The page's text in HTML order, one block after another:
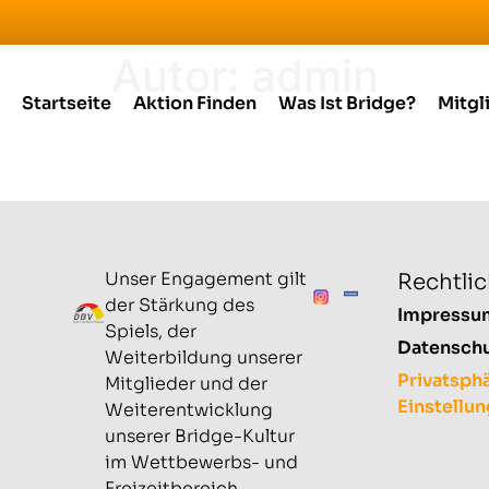
Startseite Aktion Finden Was Ist Bridge?
Unser Engagement gilt
der Stärkung des
Spiels, der
Weiterbildung unserer
Mitglieder und der
Weiterentwicklung
unserer Bridge-Kultur
im Wettbewerbs- und